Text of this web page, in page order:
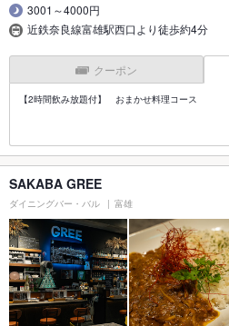
3001～4000円
近鉄奈良線富雄駅西口より徒歩約4分
クーポン
【2時間飲み放題付】 おまかせ料理コース
SAKABA GREE
ダイニングバー・バル 富雄